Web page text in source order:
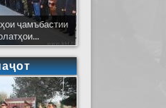
ҷамъбастии